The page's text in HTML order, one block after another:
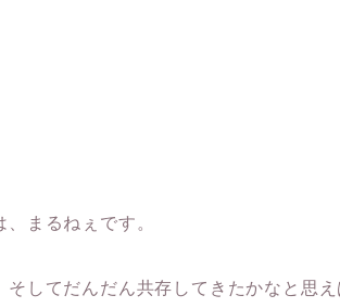
、まるねぇです。
そしてだんだん共存してきたかなと思